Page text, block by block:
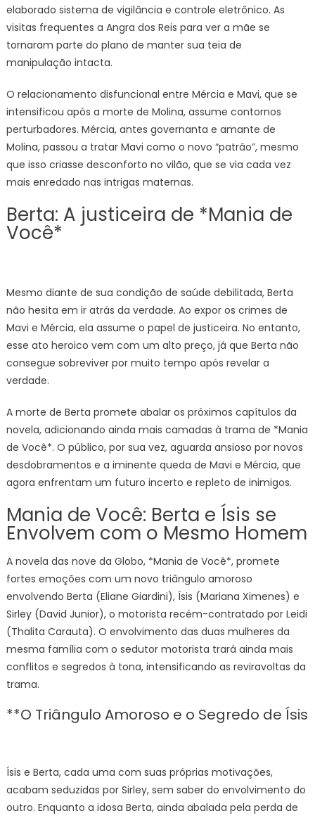
elaborado sistema de vigilância e controle eletrônico. As
visitas frequentes a Angra dos Reis para ver a mãe se
tornaram parte do plano de manter sua teia de
manipulação intacta.
O relacionamento disfuncional entre Mércia e Mavi, que se
intensificou após a morte de Molina, assume contornos
perturbadores. Mércia, antes governanta e amante de
Molina, passou a tratar Mavi como o novo “patrão”, mesmo
que isso criasse desconforto no vilão, que se via cada vez
mais enredado nas intrigas maternas.
Berta: A justiceira de *Mania de
Você*
Mesmo diante de sua condição de saúde debilitada, Berta
não hesita em ir atrás da verdade. Ao expor os crimes de
Mavi e Mércia, ela assume o papel de justiceira. No entanto,
esse ato heroico vem com um alto preço, já que Berta não
consegue sobreviver por muito tempo após revelar a
verdade.
A morte de Berta promete abalar os próximos capítulos da
novela, adicionando ainda mais camadas à trama de *Mania
de Você*. O público, por sua vez, aguarda ansioso por novos
desdobramentos e a iminente queda de Mavi e Mércia, que
agora enfrentam um futuro incerto e repleto de inimigos.
Mania de Você: Berta e Ísis se
Envolvem com o Mesmo Homem
A novela das nove da Globo, *Mania de Você*, promete
fortes emoções com um novo triângulo amoroso
envolvendo Berta (Eliane Giardini), Ísis (Mariana Ximenes) e
Sirley (David Junior), o motorista recém-contratado por Leidi
(Thalita Carauta). O envolvimento das duas mulheres da
mesma família com o sedutor motorista trará ainda mais
conflitos e segredos à tona, intensificando as reviravoltas da
trama.
**O Triângulo Amoroso e o Segredo de Ísis
Ísis e Berta, cada uma com suas próprias motivações,
acabam seduzidas por Sirley, sem saber do envolvimento do
outro. Enquanto a idosa Berta, ainda abalada pela perda de